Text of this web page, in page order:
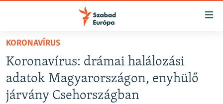
Akadálymentes
Ugrás
fő
oldalra
Ugrás
AKTUÁLIS
PODCASTOK
KORONAVÍRUS
Koronavírus: drámai halálozási
adatok Magyarországon, enyhülő
járvány Csehországban
FELIRATKOZÁS